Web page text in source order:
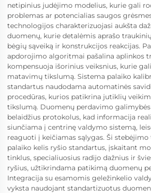
netipinius judėjimo modelius, kurie gali
problemas ar potencialias saugos
technologijos charakterizuojasi aukšta
duomenų, kurie detalėmis aprašo
bėgių sąveiką ir konstrukcijos reakcijas.
apdorojimo algoritmai pašalina aplinkos
kompensuoja išorinius veiksnius, kurie
matavimų tikslumą. Sistema palaiko
standartus naudodama automatinės
procedūras, kurios patikrina jutiklių
tikslumą. Duomenų perdavimo
belaidžius protokolus, kad informacija
siunčiama į centrinę valdymo sistemą,
reaguoti į keičiamas sąlygas. Ši
palaiko kelis ryšio standartus, įskaitant
tinklus, specialiuosius radijo dažnius ir
ryšius, užtikrindama patikimą duomenų
Integracija su esamomis geležinkelio
vyksta naudojant standartizuotus